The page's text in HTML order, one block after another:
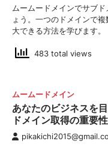
ムームードメインでサブ
ょう。一つのドメインで
大できる方法を学びます。
483 total views
ムームードメイン
あなたのビジネスを
ドメイン取得の重要